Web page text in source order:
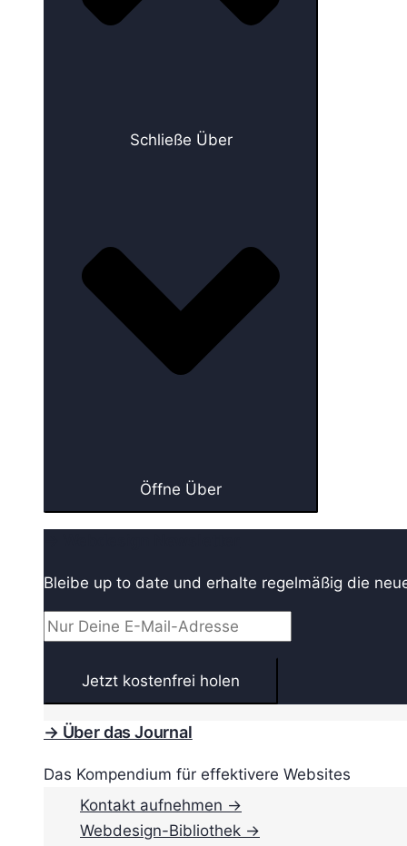
Schließe Über
Öffne Über
Bleibe up to date und erhalte regelmäßig die
→ Über das Journal
Das Kompendium für effektivere Websites
Kontakt aufnehmen →
Webdesign-Bibliothek →